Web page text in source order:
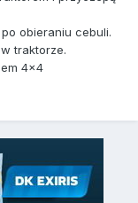
obieraniu cebuli.
traktorze.
4x4